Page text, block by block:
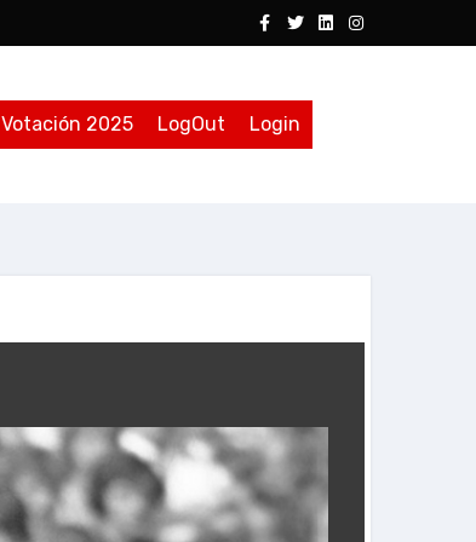
Votación 2025 LogOut Login